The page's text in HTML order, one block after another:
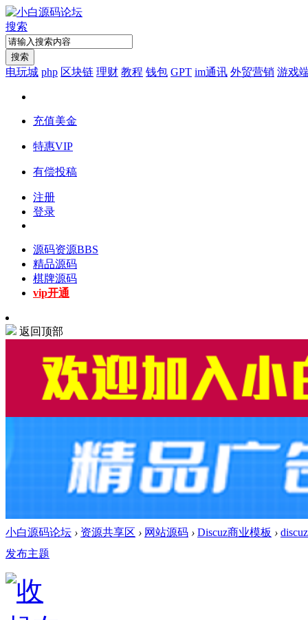
搜索
搜索
电玩城 php 区块链 理财 教程 钱包 GPT im通讯 外贸营销 游戏
充值美金
特惠VIP
有偿投稿
注册
登录
源码资源BBS
精品源码
棋牌源码
vip开通
返回顶部
小白源码论坛 › 资源共享区 › 网站源码 › Discuz商业模板 ›
发布主题